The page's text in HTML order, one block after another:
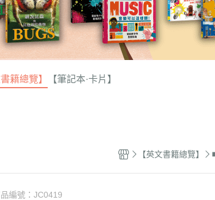
籍總覽】 【筆記本·卡片】
【英文書籍總覽】
編號：JC0419